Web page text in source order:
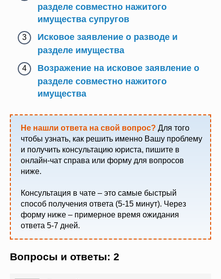
разделе совместно нажитого
имущества супругов
Исковое заявление о разводе и
разделе имущества
Возражение на исковое заявление о
разделе совместно нажитого
имущества
Не нашли ответа на свой вопрос? Для того
чтобы узнать, как решить именно Вашу проблему
и получить консультацию юриста, пишите в
онлайн-чат справа или форму для вопросов
ниже.
Консультация в чате – это самые быстрый
способ получения ответа (5-15 минут). Через
форму ниже – примерное время ожидания
ответа 5-7 дней.
Вопросы и ответы: 2